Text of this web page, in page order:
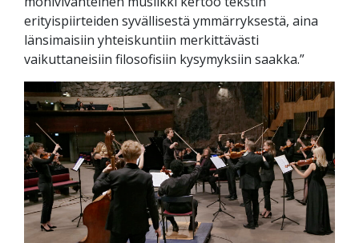
erityispiirteiden syvällisestä ymmärryksestä, aina
länsimaisiin yhteiskuntiin merkittävästi
vaikuttaneisiin filosofisiin kysymyksiin saakka.”